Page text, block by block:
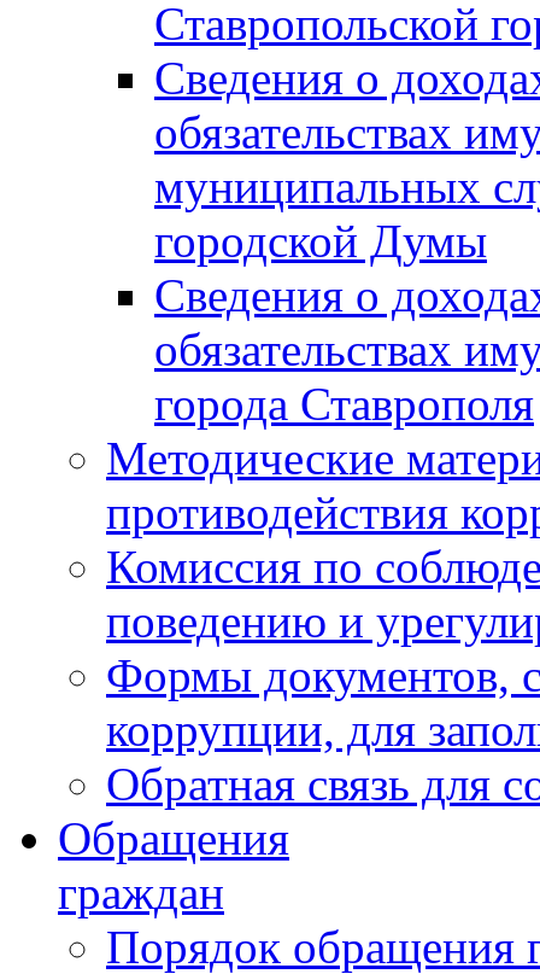
Ставропольской
Сведения о
обязательствах
муниципальных
городской Думы
Сведения о
обязательствах
города Ставрополя
Методические
противодействия
Комиссия по
поведению и
Формы документов,
коррупции, для
Обратная связь для
Обращения
граждан
Порядок обращения